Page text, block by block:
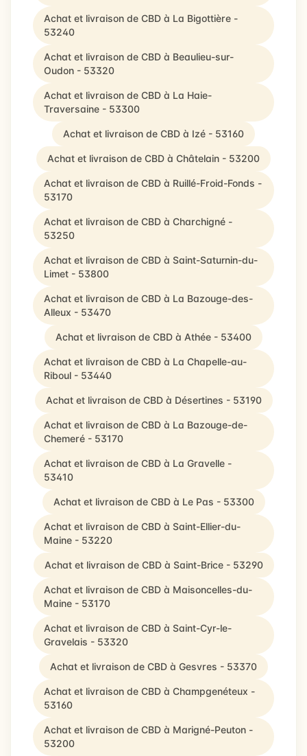
Achat et livraison de CBD à La Bigottière -
53240
Achat et livraison de CBD à Beaulieu-sur-
Oudon - 53320
Achat et livraison de CBD à La Haie-
Traversaine - 53300
Achat et livraison de CBD à Izé - 53160
Achat et livraison de CBD à Châtelain - 53200
Achat et livraison de CBD à Ruillé-Froid-Fonds -
53170
Achat et livraison de CBD à Charchigné -
53250
Achat et livraison de CBD à Saint-Saturnin-du-
Limet - 53800
Achat et livraison de CBD à La Bazouge-des-
Alleux - 53470
Achat et livraison de CBD à Athée - 53400
Achat et livraison de CBD à La Chapelle-au-
Riboul - 53440
Achat et livraison de CBD à Désertines - 53190
Achat et livraison de CBD à La Bazouge-de-
Chemeré - 53170
Achat et livraison de CBD à La Gravelle -
53410
Achat et livraison de CBD à Le Pas - 53300
Achat et livraison de CBD à Saint-Ellier-du-
Maine - 53220
Achat et livraison de CBD à Saint-Brice - 53290
Achat et livraison de CBD à Maisoncelles-du-
Maine - 53170
Achat et livraison de CBD à Saint-Cyr-le-
Gravelais - 53320
Achat et livraison de CBD à Gesvres - 53370
Achat et livraison de CBD à Champgenéteux -
53160
Achat et livraison de CBD à Marigné-Peuton -
53200